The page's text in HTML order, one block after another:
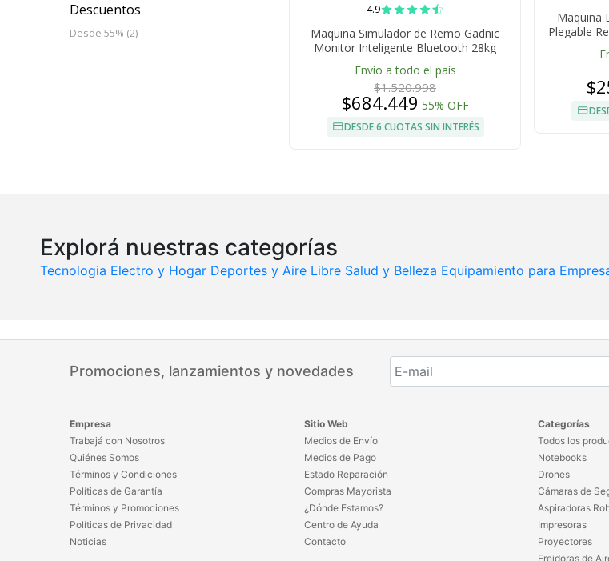
Descuentos
Desde 55% (2)
4.9
Maquina Simulador de Remo Gadnic
Monitor Inteligente Bluetooth 28kg
Silenciosa
Envío a todo el país
$1.520.998
$684.449 55% OFF
DESDE 6 CUOTAS SIN INTERÉS
Maquina
Plegable
Explorá nuestras categorías
Tecnologia Electro y Hogar Deportes y Aire Libre Salud y Belleza Equipamiento para
Promociones, lanzamientos y novedades
Empresa
Trabajá con Nosotros
Quiénes Somos
Términos y Condiciones
Políticas de Garantía
Términos y Promociones
Políticas de Privacidad
Noticias
Sitio Web
Medios de Envío
Medios de Pago
Estado Reparación
Compras Mayorista
¿Dónde Estamos?
Centro de Ayuda
Contacto
Categorías
Todos los
Notebooks
Drones
Cámaras de
Aspiradoras
Impresoras
Proyectores
Freidoras de